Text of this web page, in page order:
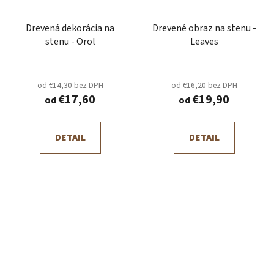
Drevená dekorácia na
stenu - Orol
od €14,30 bez DPH
od€17,60
DETAIL
Drevené obraz na stenu -
Leaves
od €16,20 bez DPH
od€19,90
DETAIL